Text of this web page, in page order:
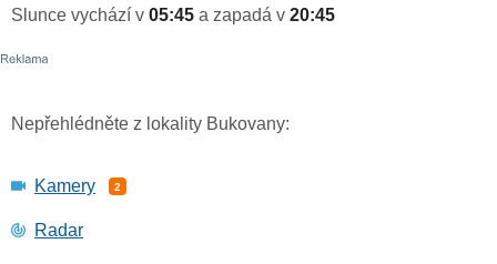
Slunce vychází v 05:45 a zapadá v 20:45
Nepřehlédněte z lokality Bukovany:
Kamery 2
Radar